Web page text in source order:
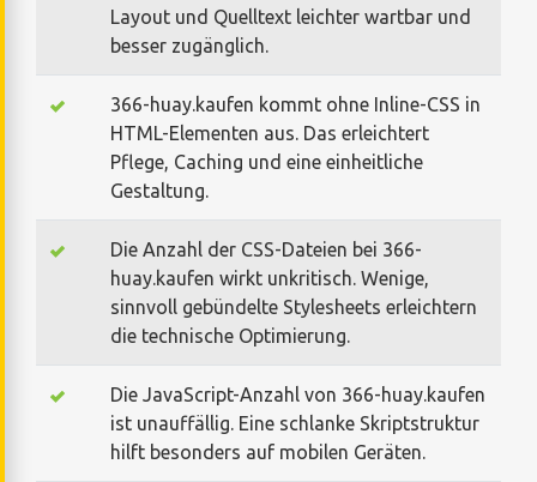
Layout und Quelltext leichter wartbar und
besser zugänglich.
366-huay.kaufen kommt ohne Inline-CSS in
HTML-Elementen aus. Das erleichtert
Pflege, Caching und eine einheitliche
Gestaltung.
Die Anzahl der CSS-Dateien bei 366-
huay.kaufen wirkt unkritisch. Wenige,
sinnvoll gebündelte Stylesheets erleichtern
die technische Optimierung.
Die JavaScript-Anzahl von 366-huay.kaufen
ist unauffällig. Eine schlanke Skriptstruktur
hilft besonders auf mobilen Geräten.